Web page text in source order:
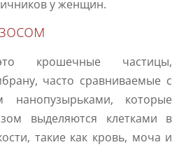
у женщин.
крошечные частицы,
часто сравниваемые с
нанопузырьками, которые
выделяются клетками в
такие как кровь, моча и